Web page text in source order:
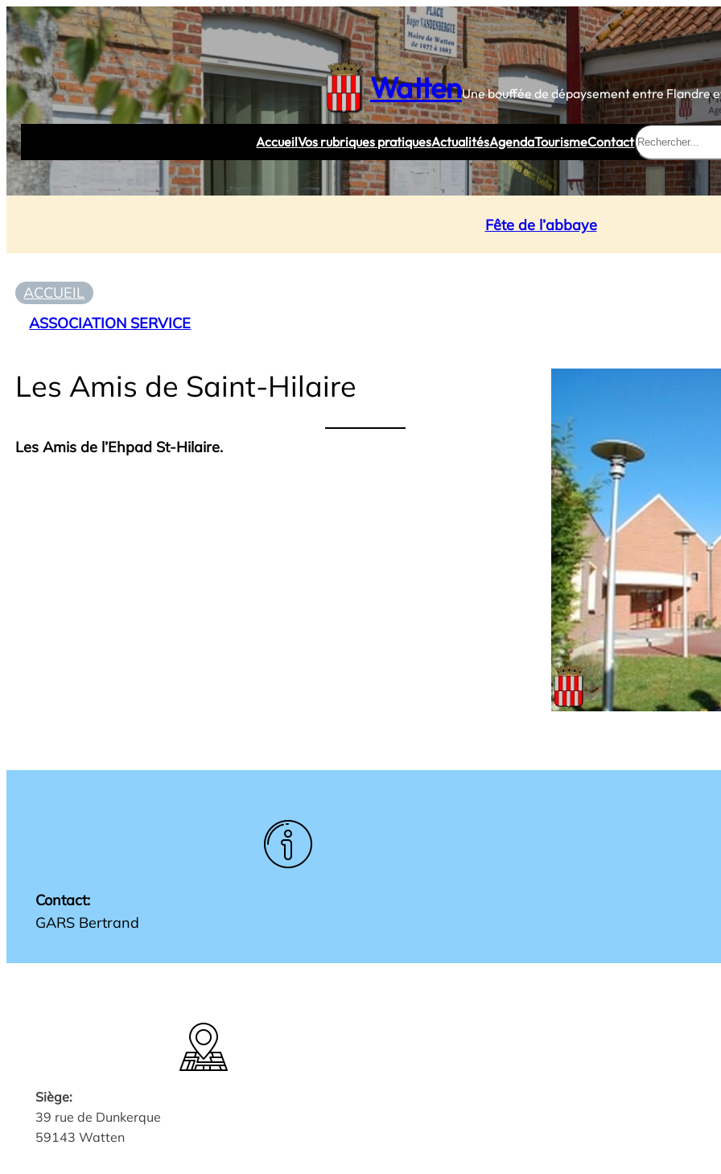
WattenUne bouffée de dépaysement entre Flandre
AccueilVos rubriques pratiquesActualitésAgendaTourismeContact
Rechercher
Fête de l’abbaye
ACCUEIL
ASSOCIATION SERVICE
Les Amis de Saint-Hilaire
Les Amis de l’Ehpad St-Hilaire.
Contact:
GARS Bertrand
Siège:
39 rue de Dunkerque
59143 Watten